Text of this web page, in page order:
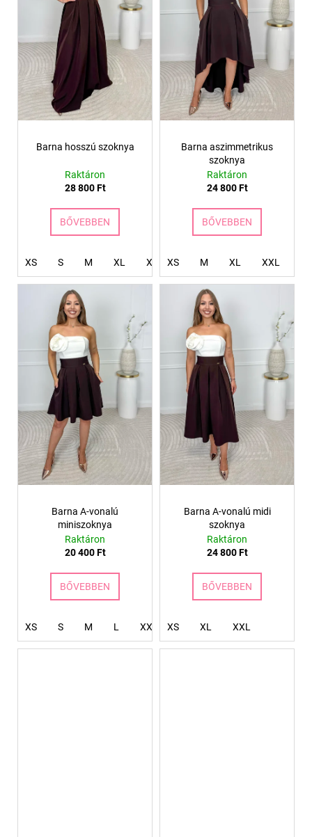
s
k
s
t
Barna hosszú szoknya
Raktáron
28 800 Ft
BŐVEBBEN
XS S M XL XXL 4XL
Barna aszimmetrikus
szoknya
Raktáron
24 800 Ft
BŐVEBBEN
XS M XL XXL
Barna A-vonalú
miniszoknya
Raktáron
20 400 Ft
BŐVEBBEN
XS S M L XXL XXXL 4XL
Barna A-vonalú midi
szoknya
Raktáron
24 800 Ft
BŐVEBBEN
XS XL XXL
A